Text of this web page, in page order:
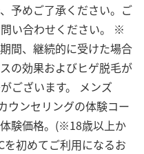
予めご了承ください。ご
い合わせください。 ※
間、継続的に受けた場合
の効果およびヒゲ脱毛が
ございます。 メンズ
ウンセリングの体験コー
験価格。(※18歳以上か
初めてご利用になるお